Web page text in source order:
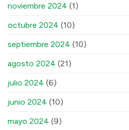
noviembre 2024 (1)
octubre 2024 (10)
septiembre 2024 (10)
agosto 2024 (21)
julio 2024 (6)
junio 2024 (10)
mayo 2024 (9)